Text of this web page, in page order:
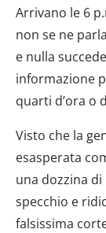
Arrivano le 6
non se ne
e nulla
informazione
quarti d’ora o
Visto che la
esasperata
una dozzina
specchio e
falsissima